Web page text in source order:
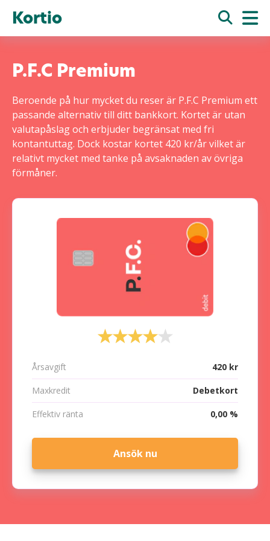
Kortio
Årsavgift 420 kr
Maxkredit Debetkort
Effektiv ränta 0,00 %
Ansök nu
P.F.C Premium
Beroende på hur mycket du reser är P.F.C Premium ett
passande alternativ till ditt bankkort. Kortet är utan
valutapåslag och erbjuder begränsat med fri
kontantuttag. Dock kostar kortet 420 kr/år vilket är
relativt mycket med tanke på avsaknaden av övriga
förmåner.